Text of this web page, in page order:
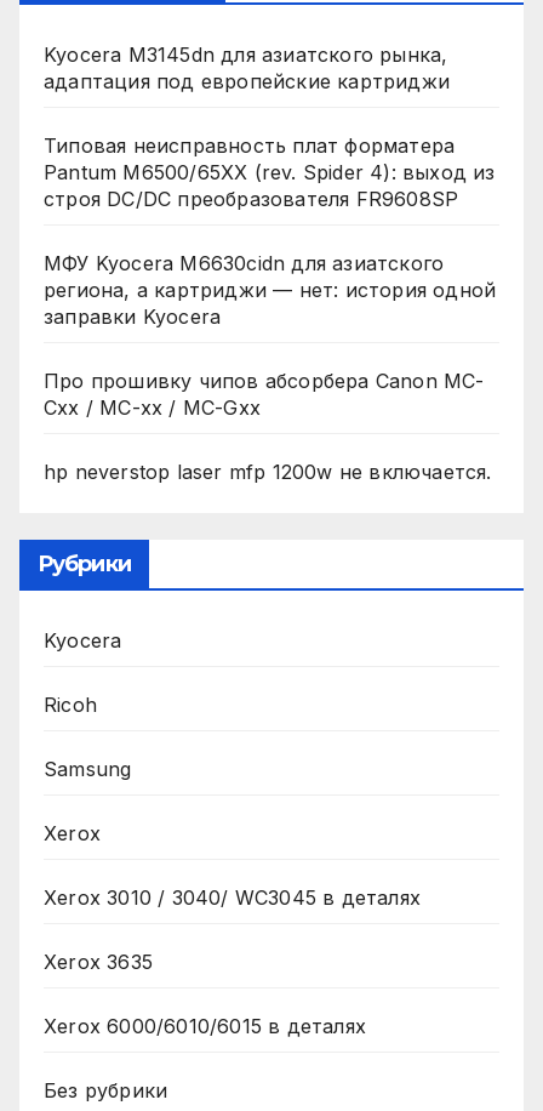
Kyocera M3145dn для азиатского рынка,
адаптация под европейские картриджи
Типовая неисправность плат форматера
Pantum M6500/65XX (rev. Spider 4): выход из
строя DC/DC преобразователя FR9608SP
МФУ Kyocera M6630cidn для азиатского
региона, а картриджи — нет: история одной
заправки Kyocera
Про прошивку чипов абсорбера Canon MC-
Cxx / MC-xx / MC-Gxx
hp neverstop laser mfp 1200w не включается.
Рубрики
Kyocera
Ricoh
Samsung
Xerox
Xerox 3010 / 3040/ WC3045 в деталях
Xerox 3635
Xerox 6000/6010/6015 в деталях
Без рубрики